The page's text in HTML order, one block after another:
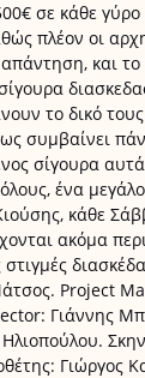
σε κάθε
πλέον οι
και το
το δικό
συμβαίνει
σίγουρα
ένα
κάθε
ακόμα
στιγμές
Project
Γιάννης
Γιώργος